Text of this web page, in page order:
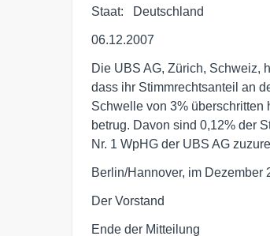
Staat:   Deutschland
06.12.2007
Die UBS AG, Zürich, Schweiz,
dass ihr Stimmrechtsanteil an
Schwelle von 3% überschritten
betrug. Davon sind 0,12% der
Nr. 1 WpHG der UBS AG
Berlin/Hannover, im Dezember
Der Vorstand
Ende der Mitteilung